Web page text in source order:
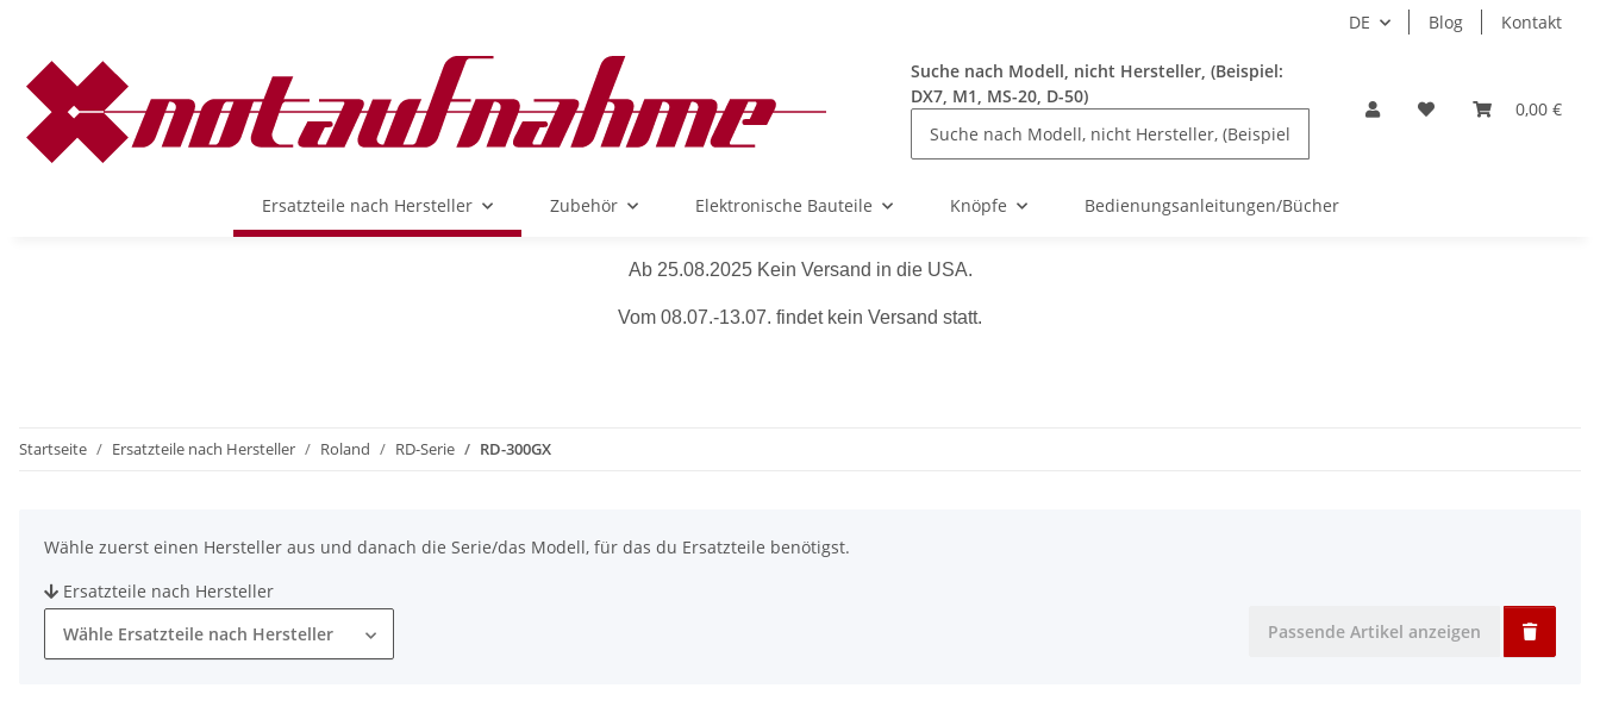
DE Blog Kontakt
Suche nach Modell, nicht Hersteller, (Beispiel:
DX7, M1, MS-20, D-50)
0,00 €
Ersatzteile nach Hersteller Zubehör Elektronische Bauteile Knöpfe Bedienungsanleitungen/Bücher
Ab 25.08.2025 Kein Versand in die USA.
Vom 08.07.-13.07. findet kein Versand statt.
Startseite Ersatzteile nach Hersteller Roland RD-Serie RD-300GX
Wähle zuerst einen Hersteller aus und danach die Serie/das Modell, für das du Ersatzteile benötigst.
Ersatzteile nach Hersteller
Wähle Ersatzteile nach Hersteller
Passende Artikel anzeigen